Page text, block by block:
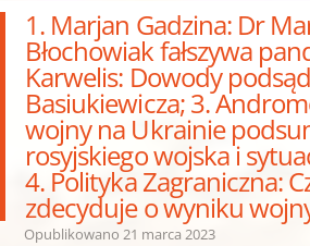
1. Marjan Gadzina: Dr
Błochowiak fałszywa
Karwelis: Dowody
Basiukiewicza; 3.
wojny na Ukrainie
rosyjskiego wojska i
4. Polityka Zagraniczna:
zdecyduje o wyniku
Opublikowano 21 marca 2023